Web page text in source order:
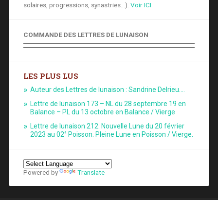
solaires, progressions, synastries...). Voir ICI.
COMMANDE DES LETTRES DE LUNAISON
LES PLUS LUS
Auteur des Lettres de lunaison : Sandrine Delrieu.…
Lettre de lunaison 173 – NL du 28 septembre 19 en
Balance – PL du 13 octobre en Balance / Vierge
Lettre de lunaison 212. Nouvelle Lune du 20 février
2023 au 02° Poisson. Pleine Lune en Poisson / Vierge.
Powered by Translate